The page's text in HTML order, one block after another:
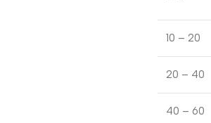
10 – 20
20 – 40
40 – 60